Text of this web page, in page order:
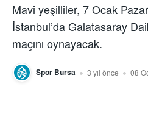
Mavi yeşilliler, 7 Ocak
İstanbul’da Galatasaray
maçını oynayacak.
Spor Bursa 3 yıl önce 08